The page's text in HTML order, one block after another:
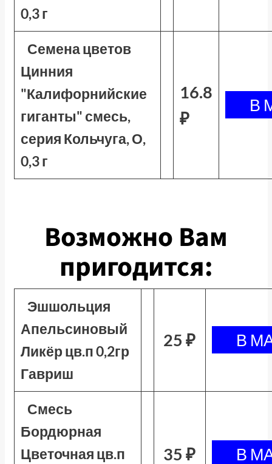
0,3 г
Семена цветов
Цинния
"Калифорнийские
гиганты" смесь,
серия Кольчуга, О,
0,3 г
16.8
₽
Возможно Вам
пригодится:
Эшшольция
Апельсиновый
Ликёр цв.п 0,2гр
Гавриш
25 ₽
Смесь
Бордюрная
Цветочная цв.п
35 ₽